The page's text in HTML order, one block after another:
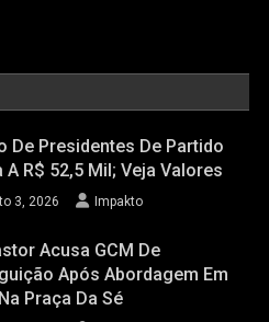
De Presidentes De Partido
A R$ 52,5 Mil; Veja Valores
3, 2026 Impakto
Acusa GCM De
Após Abordagem Em
Praça Da Sé